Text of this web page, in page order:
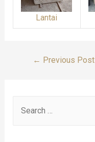
Lantai
Post
← Previous Post